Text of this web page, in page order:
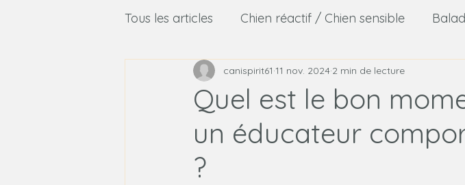
Tous les articles Chien réactif / Chien sensible
Méthodes d'éducation canine Relation humain chien
Quel est le bon
un éducateur
?
canispirit61 11 nov. 2024 2 min de lecture